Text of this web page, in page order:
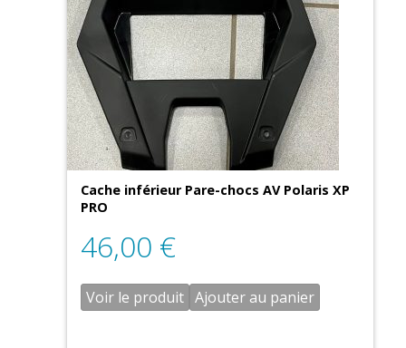
Cache inférieur Pare-chocs AV Polaris XP
PRO
46,00 €
Voir le produit Ajouter au panier